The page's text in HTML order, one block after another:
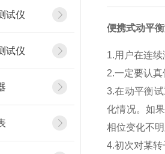
试仪
试仪
便携式动平
1.用户在连
2.一定要认
3.在动平衡
化情况。如
相位变化不
4.初次对某